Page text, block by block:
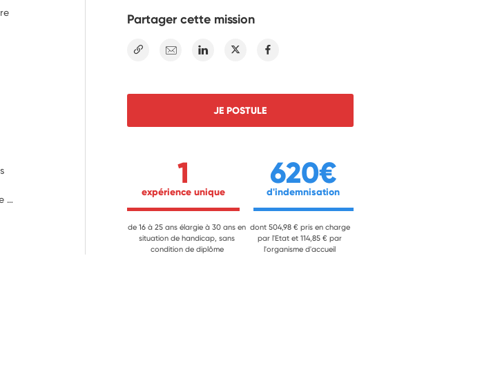
Partager cette mission
E-mail Linkedin Twitter
JE POSTULE
1
expérience unique
de 16 à 25 ans élargie à 30 ans en
situation de handicap, sans
condition de diplôme
620€
d'indemnisation
dont 504,98 € pris en charge
par l'Etat et 114,85 € par
l'organisme d'accueil